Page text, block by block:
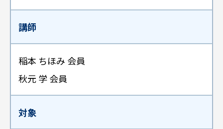
講師
稲本 ちほみ 会員
秋元 学 会員
対象